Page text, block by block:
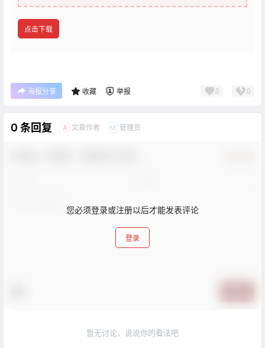
点击下载
海报分享 收藏 举报 0 0
0 条回复 A 文章作者 M 管理员
您必须登录或注册以后才能发表评论
登录
暂无讨论，说说你的看法吧